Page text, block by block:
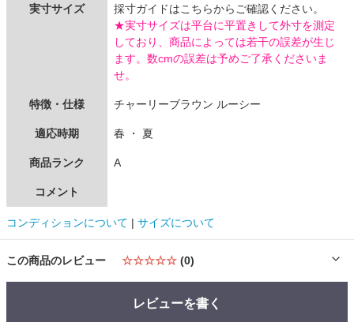
実寸サイズ
採寸ガイドはこちらからご確認ください。
★実寸サイズは平台に平置きして外寸を測定
しており、商品によっては若干の誤差が生じ
ます。数cmの誤差は予めご了承くださいま
せ。
特徴・仕様 チャーリーブラウン ルーシー
適応時期 春 ・ 夏
商品ランク A
コメント
コンディションについて | サイズについて
この商品のレビュー ☆☆☆☆☆ (0)
レビューを書く